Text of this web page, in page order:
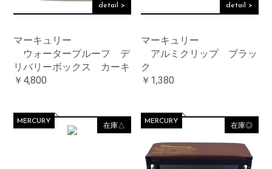
detail >
マーキュリー
ウォータープルーフ デ
リバリーボックス カーキ
￥4,800
detail >
マーキュリー
アルミクリップ ブラッ
ク
￥1,380
在庫△
MERCURY 在庫◎
MERCURY